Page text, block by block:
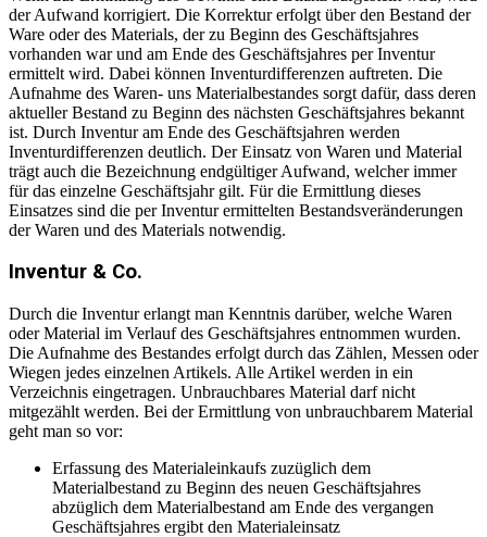
der Aufwand korrigiert. Die Korrektur erfolgt über den Bestand der
Ware oder des Materials, der zu Beginn des Geschäftsjahres
vorhanden war und am Ende des Geschäftsjahres per Inventur
ermittelt wird. Dabei können Inventurdifferenzen auftreten. Die
Aufnahme des Waren- uns Materialbestandes sorgt dafür, dass deren
aktueller Bestand zu Beginn des nächsten Geschäftsjahres bekannt
ist. Durch Inventur am Ende des Geschäftsjahren werden
Inventurdifferenzen deutlich. Der Einsatz von Waren und Material
trägt auch die Bezeichnung endgültiger Aufwand, welcher immer
für das einzelne Geschäftsjahr gilt. Für die Ermittlung dieses
Einsatzes sind die per Inventur ermittelten Bestandsveränderungen
der Waren und des Materials notwendig.
Inventur & Co.
Durch die Inventur erlangt man Kenntnis darüber, welche Waren
oder Material im Verlauf des Geschäftsjahres entnommen wurden.
Die Aufnahme des Bestandes erfolgt durch das Zählen, Messen oder
Wiegen jedes einzelnen Artikels. Alle Artikel werden in ein
Verzeichnis eingetragen. Unbrauchbares Material darf nicht
mitgezählt werden. Bei der Ermittlung von unbrauchbarem Material
geht man so vor:
Erfassung des Materialeinkaufs zuzüglich dem
Materialbestand zu Beginn des neuen Geschäftsjahres
abzüglich dem Materialbestand am Ende des vergangen
Geschäftsjahres ergibt den Materialeinsatz